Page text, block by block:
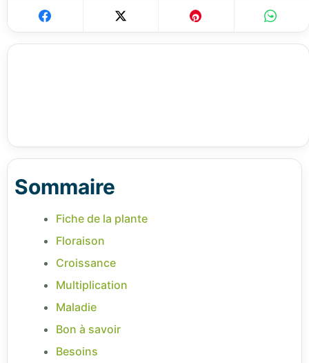
Sommaire
Fiche de la plante
Floraison
Croissance
Multiplication
Maladie
Bon à savoir
Besoins